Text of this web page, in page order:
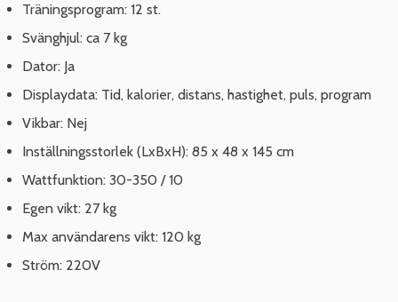
Träningsprogram: 12 st.
Svänghjul: ca 7 kg
Dator: Ja
Displaydata: Tid, kalorier, distans, hastighet, puls, program
Vikbar: Nej
Inställningsstorlek (LxBxH): 85 x 48 x 145 cm
Wattfunktion: 30-350 / 10
Egen vikt: 27 kg
Max användarens vikt: 120 kg
Ström: 220V